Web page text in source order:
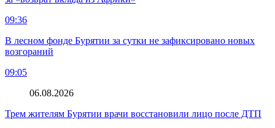
09:36
В лесном фонде Бурятии за сутки не зафиксировано новых
возгораний
09:05
06.08.2026
Трем жителям Бурятии врачи восстановили лицо после ДТП